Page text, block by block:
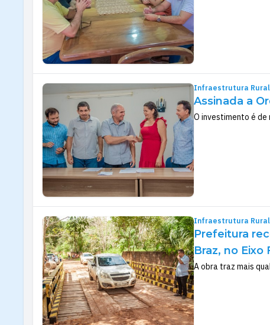
Infraestrutura Rural
Assinada a
O investimento é de
Infraestrutura Rural
Prefeitura
Braz, no Eixo
A obra traz mais